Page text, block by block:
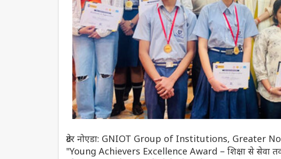
ग्रेटर नोएडा: GNIOT Group of Institutions, Greater
"Young Achievers Excellence Award – शिक्षा से सेवा